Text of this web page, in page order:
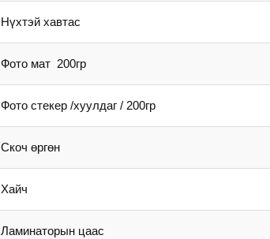
Нүхтэй хавтас
Фото мат 200гр
Фото стекер /хуулдаг / 200гр
Скоч өргөн
Хайч
Ламинаторын цаас